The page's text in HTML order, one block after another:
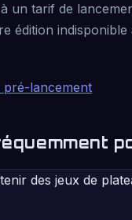
un tarif de
édition indisponible
pré-lancement
des jeux de